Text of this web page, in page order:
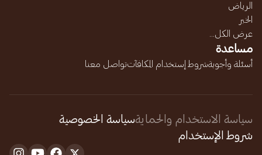
الرياض
الخبر
عرض الكل...
مساعدة
أسئلة وأجوبةشروط إستخدام المكافآتتواصل معنا
سياسة الاستخدام والحمايةسياسة الخصوصية
شروط الإستخدام